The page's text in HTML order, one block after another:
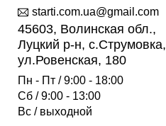
starti.com.ua@gmail.com
45603, Волинская обл.,
Луцкий р-н, с.Струмовка,
ул.Ровенская, 180
Пн - Пт / 9:00 - 18:00
Сб / 9:00 - 13:00
Вс / выходной